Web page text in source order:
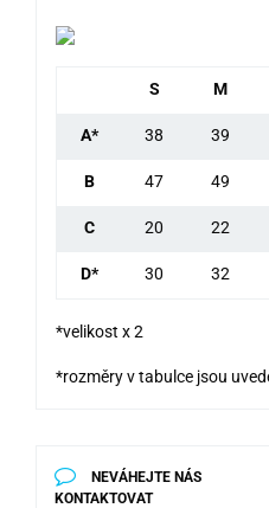
S M
A* 38 39
B 47 49
C 20 22
D* 30 32
*velikost x 2
*rozměry v tabulce jsou
NEVÁHEJTE NÁS
KONTAKTOVAT